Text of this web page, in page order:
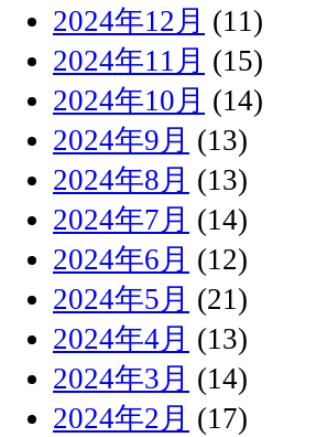
2024年12月 (11)
2024年11月 (15)
2024年10月 (14)
2024年9月 (13)
2024年8月 (13)
2024年7月 (14)
2024年6月 (12)
2024年5月 (21)
2024年4月 (13)
2024年3月 (14)
2024年2月 (17)